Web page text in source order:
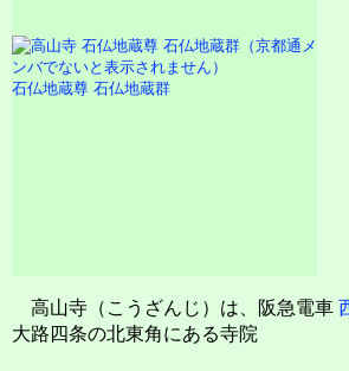
石仏地蔵尊 石仏地蔵群
高山寺（こうざんじ）は、阪急電車
大路四条の北東角にある寺院